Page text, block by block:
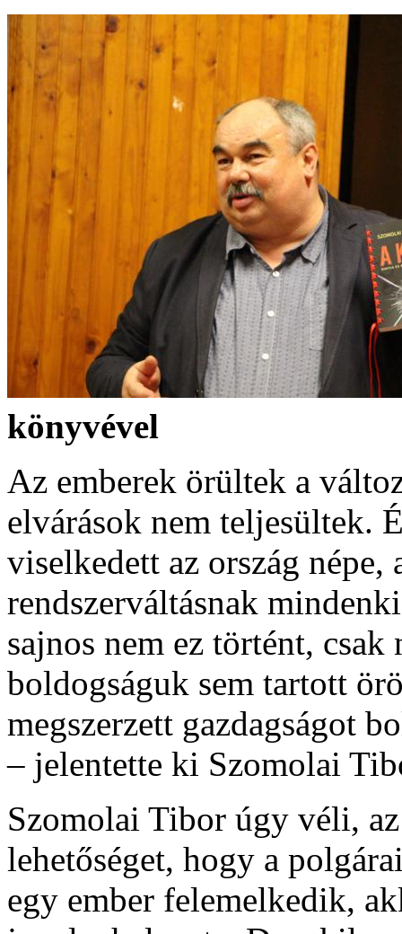
könyvével
Az emberek örültek a
elvárások nem teljesültek.
viselkedett az ország
rendszerváltásnak
sajnos nem ez történt,
boldogságuk sem tartott
megszerzett gazdagságot
– jelentette ki Szomolai
Szomolai Tibor úgy véli,
lehetőséget, hogy a
egy ember felemelkedik,